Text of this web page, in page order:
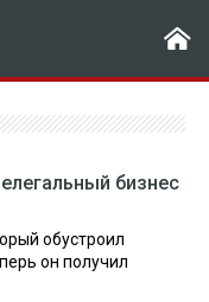
бизнес
обустроил
он получил